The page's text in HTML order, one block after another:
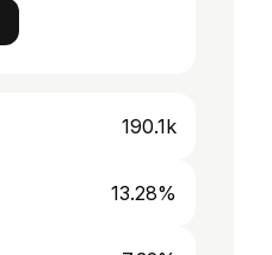
190.1k
13.28%